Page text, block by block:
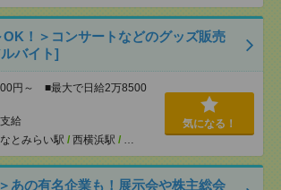
OK！＞コンサートなどのグッズ販売
バイト]
円～ ■最大で日給2万8500
給
とみらい駅 / 西横浜駅 /
気になる！
あの有名企業も！展示会や株主総会